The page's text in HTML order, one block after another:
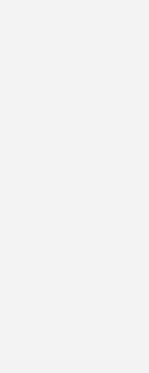
so genannten Tafel,
in einem kleinen
Zink-Klunker mit
60 mm messenden
Unterkonstruktion
vorbereitet, mit
und punktuell gelötet.
waren, wurde
(07 11) 2 16 73 44Telefax